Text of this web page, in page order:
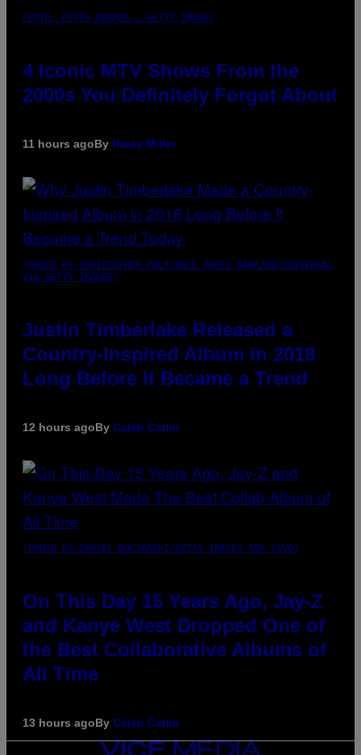
PHOTO: PETER KRAMER / GETTY IMAGES
4 Iconic MTV Shows From the
2000s You Definitely Forgot About
11 hours agoBy Haley Miller
(PHOTO BY CHRISTOPHER POLK/NBCU PHOTO BANK/NBCUNIVERSAL
VIA GETTY IMAGES)
Justin Timberlake Released a
Country-Inspired Album in 2018
Long Before It Became a Trend
12 hours agoBy Caleb Catlin
(PHOTO BY DANIEL BOCZARSKI/GETTY IMAGES FOR VEVO)
On This Day 15 Years Ago, Jay-Z
and Kanye West Dropped One of
the Best Collaborative Albums of
All Time
13 hours agoBy Caleb Catlin
VICE